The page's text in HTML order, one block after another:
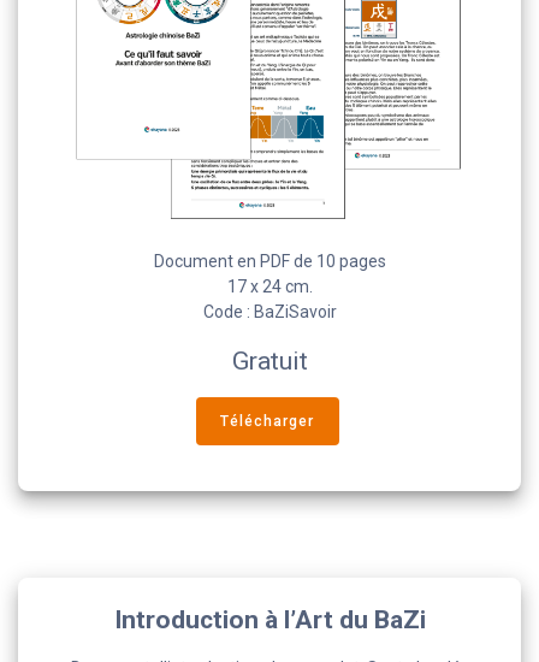
Document en PDF de 10 pages
17 x 24 cm.
Code : BaZiSavoir
Gratuit
Télécharger
Introduction à l’Art du BaZi